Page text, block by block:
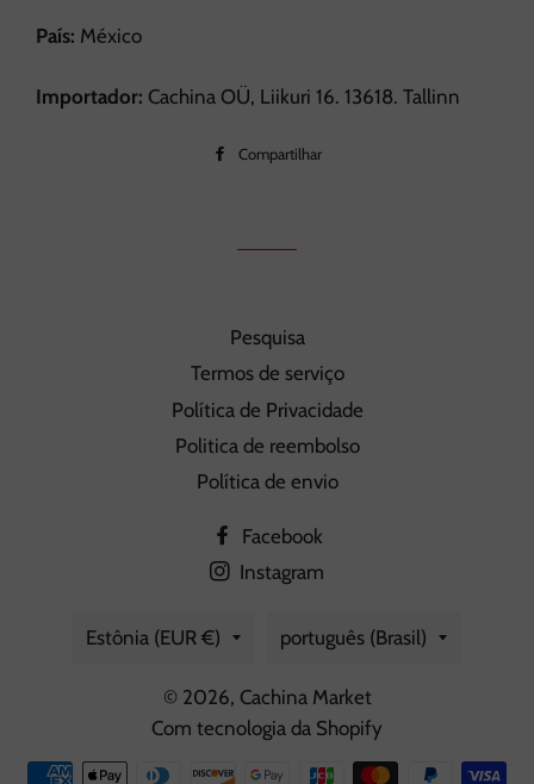
País: México
Importador: Cachina OÜ, Liikuri 16. 13618. Tallinn
Compartilhar
Pesquisa
Termos de serviço
Política de Privacidade
Politica de reembolso
Política de envio
Facebook
Instagram
País/região
Estônia (EUR €) Idioma
português (Brasil)
© 2026, Cachina Market
Com tecnologia da Shopify
Formas